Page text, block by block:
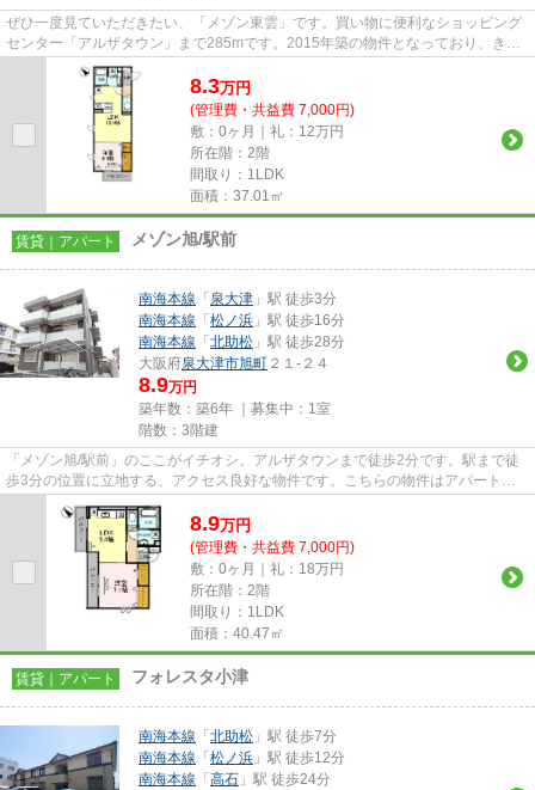
ぜひ一度見ていただきたい、「メゾン東雲」です。買い物に便利なショッピング
センター「アルザタウン」まで285mです。2015年築の物件となっており、きれ
いな室内が魅力となっています...
8.3万円
(管理費・共益費 7,000円)
敷：0ヶ月｜礼：12万円
所在階：2階
間取り：1LDK
面積：37.01㎡
賃貸｜アパート メゾン旭/駅前
南海本線 「 泉大津 」駅 徒歩3分
南海本線 「 松ノ浜 」駅 徒歩16分
南海本線 「 北助松 」駅 徒歩28分
大阪府泉大津市旭町 ２１-２４
8.9万円
築年数：築6年 ｜募集中： 1室
階数：3階建
「メゾン旭/駅前」のここがイチオシ。アルザタウンまで徒歩2分です。駅まで徒
歩3分の位置に立地する、アクセス良好な物件です。こちらの物件はアパートで
す。できるだけ早めに不動産情...
8.9万円
(管理費・共益費 7,000円)
敷：0ヶ月｜礼：18万円
所在階：2階
間取り：1LDK
面積：40.47㎡
賃貸｜アパート フォレスタ小津
南海本線 「 北助松 」駅 徒歩7分
南海本線 「 松ノ浜 」駅 徒歩12分
南海本線 「 高石 」駅 徒歩24分